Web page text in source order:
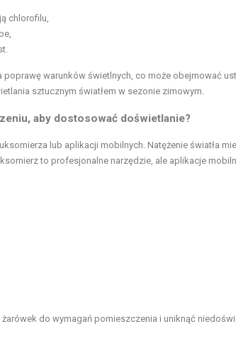
chlorofilu,
warunków świetlnych, co może obejmować
sztucznym światłem w sezonie zimowym.
aby dostosować doświetlanie?
lub aplikacji mobilnych. Natężenie światła
to profesjonalne narzędzie, ale aplikacje
do wymagań pomieszczenia i uniknąć